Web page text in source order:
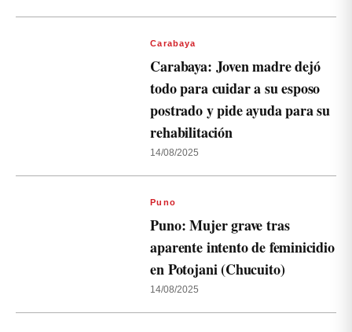
Carabaya
Carabaya: Joven madre dejó
todo para cuidar a su esposo
postrado y pide ayuda para su
rehabilitación
14/08/2025
Puno
Puno: Mujer grave tras
aparente intento de feminicidio
en Potojani (Chucuito)
14/08/2025